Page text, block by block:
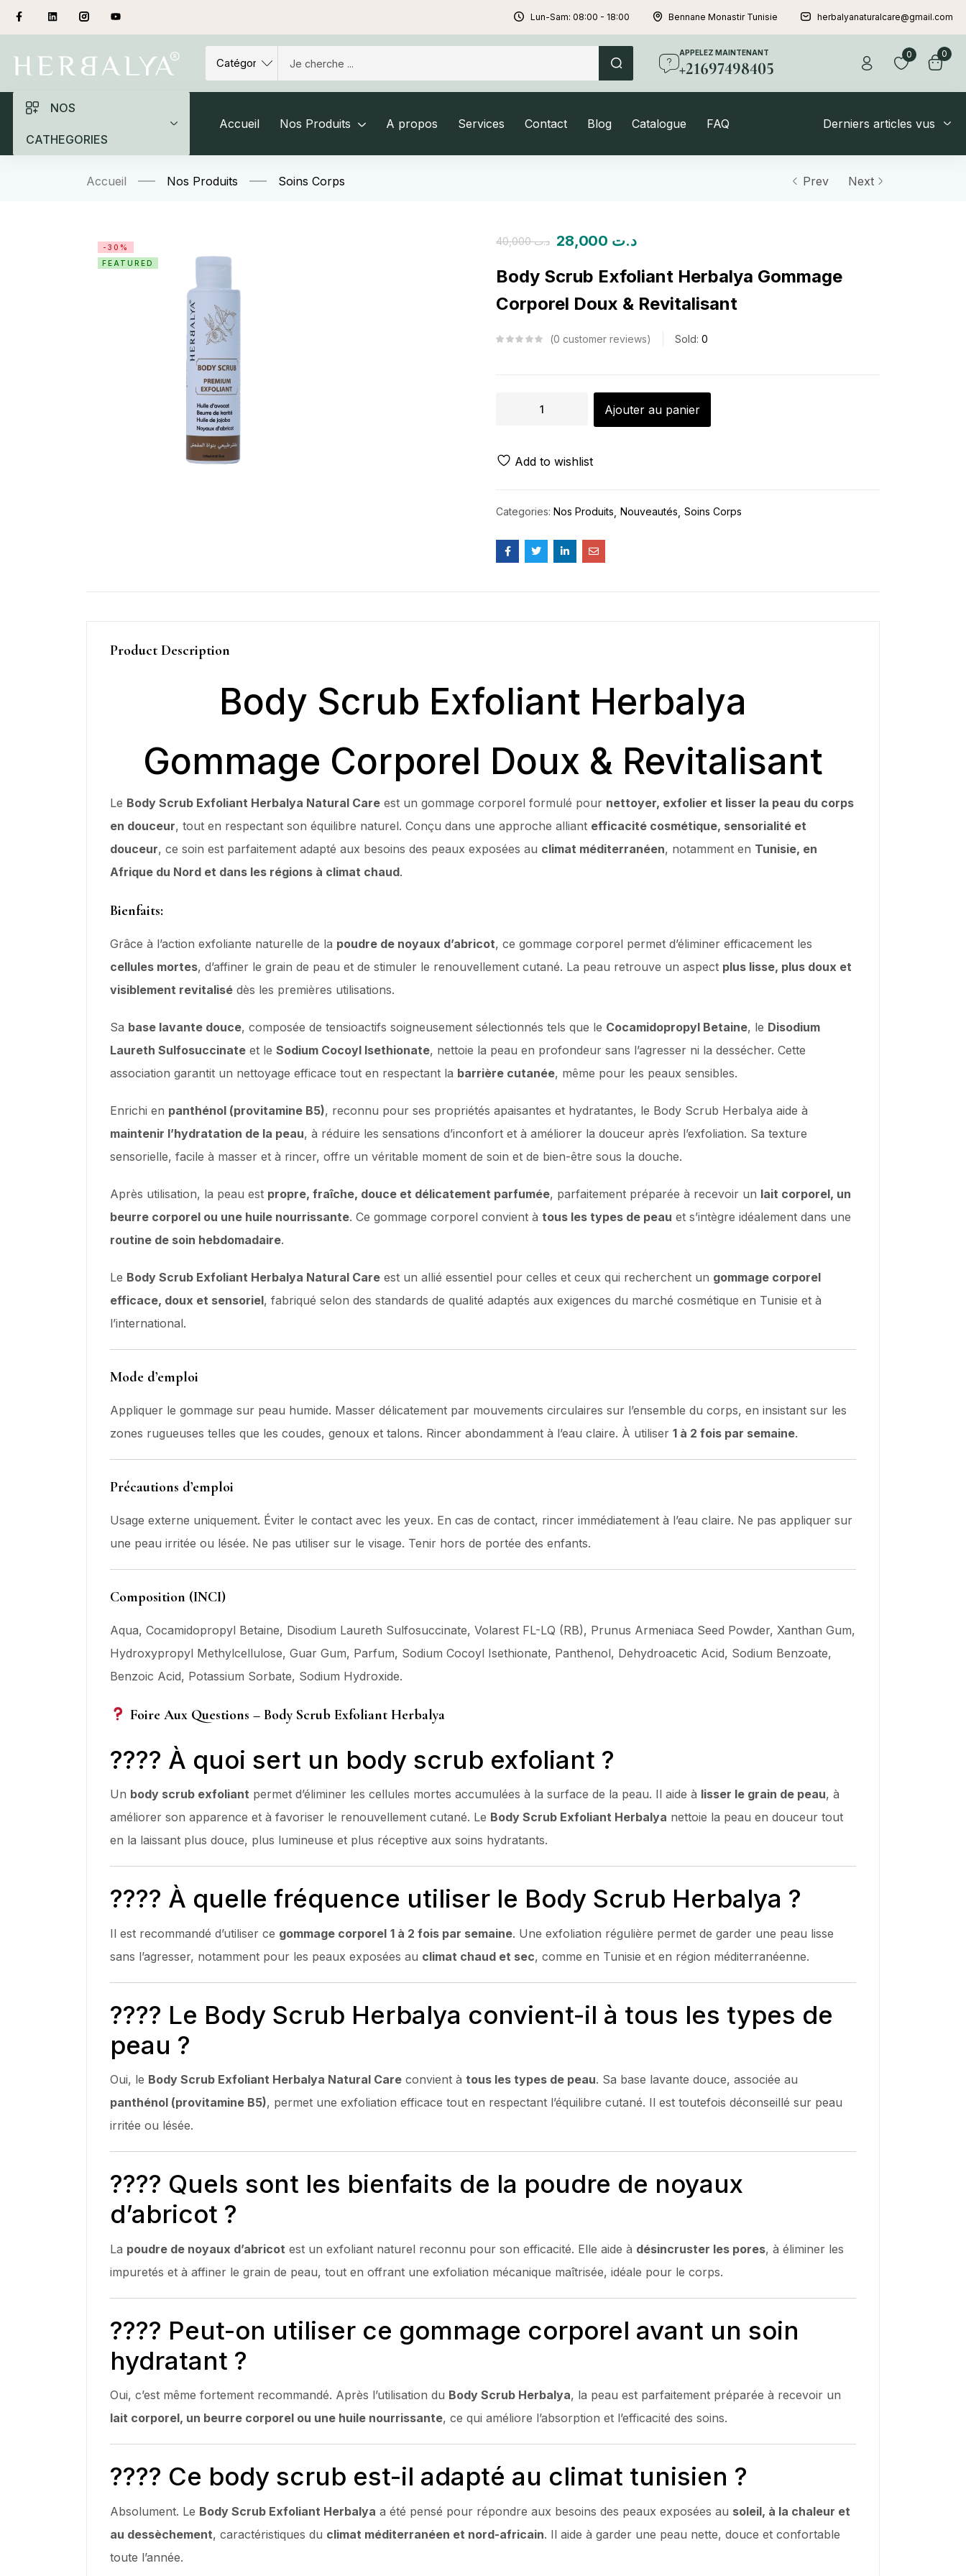
Lun-Sam: 08:00 - 18:00 Bennane Monastir Tunisie herbalyanaturalcare@gmail.com
APPELEZ MAINTENANT
+21697498405
0 0
NOS
CATHEGORIES
Accueil Nos Produits A propos Services Contact Blog Catalogue FAQ Derniers articles vus
Accueil Nos Produits Soins Corps Prev Next
-30%
FEATURED
د.ت40,000 د.ت
Body Scrub Exfoliant Herbalya Gommage
Corporel Doux & Revitalisant
0 customer reviews Sold: 0
Ajouter au panier
Add to wishlist
Categories: Nos Produits Nouveautés Soins Corps
Product Description
Body Scrub Exfoliant Herbalya
Gommage Corporel Doux & Revitalisant
Le Body Scrub Exfoliant Herbalya Natural Care est un gommage corporel formulé pour nettoyer, exfolier et lisser la peau du corps
en douceur, tout en respectant son équilibre naturel. Conçu dans une approche alliant efficacité cosmétique, sensorialité et
douceur, ce soin est parfaitement adapté aux besoins des peaux exposées au climat méditerranéen, notamment en Tunisie, en
Afrique du Nord et dans les régions à climat chaud.
Bienfaits:
Grâce à l’action exfoliante naturelle de la poudre de noyaux d’abricot, ce gommage corporel permet d’éliminer efficacement les
cellules mortes, d’affiner le grain de peau et de stimuler le renouvellement cutané. La peau retrouve un aspect plus lisse, plus doux et
visiblement revitalisé dès les premières utilisations.
Sa base lavante douce, composée de tensioactifs soigneusement sélectionnés tels que le Cocamidopropyl Betaine, le Disodium
Laureth Sulfosuccinate et le Sodium Cocoyl Isethionate, nettoie la peau en profondeur sans l’agresser ni la dessécher. Cette
association garantit un nettoyage efficace tout en respectant la barrière cutanée, même pour les peaux sensibles.
Enrichi en panthénol (provitamine B5), reconnu pour ses propriétés apaisantes et hydratantes, le Body Scrub Herbalya aide à
maintenir l’hydratation de la peau, à réduire les sensations d’inconfort et à améliorer la douceur après l’exfoliation. Sa texture
sensorielle, facile à masser et à rincer, offre un véritable moment de soin et de bien-être sous la douche.
Après utilisation, la peau est propre, fraîche, douce et délicatement parfumée, parfaitement préparée à recevoir un lait corporel, un
beurre corporel ou une huile nourrissante. Ce gommage corporel convient à tous les types de peau et s’intègre idéalement dans une
routine de soin hebdomadaire.
Le Body Scrub Exfoliant Herbalya Natural Care est un allié essentiel pour celles et ceux qui recherchent un gommage corporel
efficace, doux et sensoriel, fabriqué selon des standards de qualité adaptés aux exigences du marché cosmétique en Tunisie et à
l’international.
Mode d’emploi
Appliquer le gommage sur peau humide. Masser délicatement par mouvements circulaires sur l’ensemble du corps, en insistant sur les
zones rugueuses telles que les coudes, genoux et talons. Rincer abondamment à l’eau claire. À utiliser 1 à 2 fois par semaine.
Précautions d’emploi
Usage externe uniquement. Éviter le contact avec les yeux. En cas de contact, rincer immédiatement à l’eau claire. Ne pas appliquer sur
une peau irritée ou lésée. Ne pas utiliser sur le visage. Tenir hors de portée des enfants.
Composition (INCI)
Aqua, Cocamidopropyl Betaine, Disodium Laureth Sulfosuccinate, Volarest FL-LQ (RB), Prunus Armeniaca Seed Powder, Xanthan Gum,
Hydroxypropyl Methylcellulose, Guar Gum, Parfum, Sodium Cocoyl Isethionate, Panthenol, Dehydroacetic Acid, Sodium Benzoate,
Benzoic Acid, Potassium Sorbate, Sodium Hydroxide.
Foire Aux Questions – Body Scrub Exfoliant Herbalya
???? À quoi sert un body scrub exfoliant ?
Un body scrub exfoliant permet d’éliminer les cellules mortes accumulées à la surface de la peau. Il aide à lisser le grain de peau, à
améliorer son apparence et à favoriser le renouvellement cutané. Le Body Scrub Exfoliant Herbalya nettoie la peau en douceur tout
en la laissant plus douce, plus lumineuse et plus réceptive aux soins hydratants.
???? À quelle fréquence utiliser le Body Scrub Herbalya ?
Il est recommandé d’utiliser ce gommage corporel 1 à 2 fois par semaine. Une exfoliation régulière permet de garder une peau lisse
sans l’agresser, notamment pour les peaux exposées au climat chaud et sec, comme en Tunisie et en région méditerranéenne.
???? Le Body Scrub Herbalya convient-il à tous les types de
peau ?
Oui, le Body Scrub Exfoliant Herbalya Natural Care convient à tous les types de peau. Sa base lavante douce, associée au
panthénol (provitamine B5), permet une exfoliation efficace tout en respectant l’équilibre cutané. Il est toutefois déconseillé sur peau
irritée ou lésée.
???? Quels sont les bienfaits de la poudre de noyaux
d’abricot ?
La poudre de noyaux d’abricot est un exfoliant naturel reconnu pour son efficacité. Elle aide à désincruster les pores, à éliminer les
impuretés et à affiner le grain de peau, tout en offrant une exfoliation mécanique maîtrisée, idéale pour le corps.
???? Peut-on utiliser ce gommage corporel avant un soin
hydratant ?
Oui, c’est même fortement recommandé. Après l’utilisation du Body Scrub Herbalya, la peau est parfaitement préparée à recevoir un
lait corporel, un beurre corporel ou une huile nourrissante, ce qui améliore l’absorption et l’efficacité des soins.
???? Ce body scrub est-il adapté au climat tunisien ?
Absolument. Le Body Scrub Exfoliant Herbalya a été pensé pour répondre aux besoins des peaux exposées au soleil, à la chaleur et
au dessèchement, caractéristiques du climat méditerranéen et nord-africain. Il aide à garder une peau nette, douce et confortable
toute l’année.